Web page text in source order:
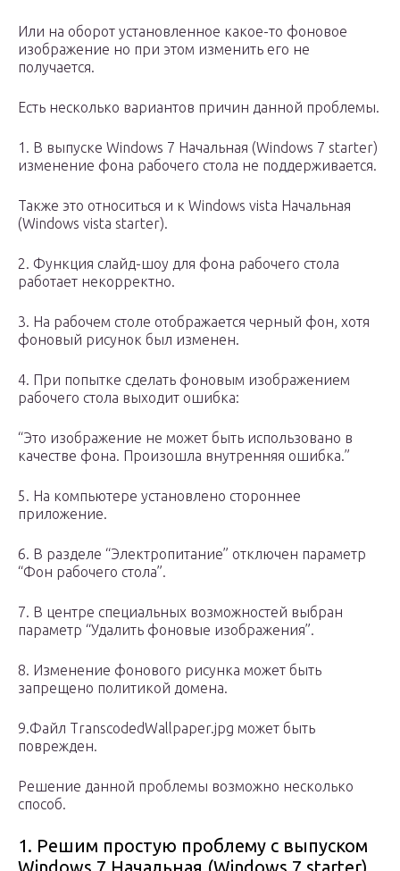
Или на оборот установленное какое-то фоновое
изображение но при этом изменить его не
получается.
Есть несколько вариантов причин данной проблемы.
1. В выпуске Windows 7 Начальная (Windows 7 starter)
изменение фона рабочего стола не поддерживается.
Также это относиться и к Windows vista Начальная
(Windows vista starter).
2. Функция слайд-шоу для фона рабочего стола
работает некорректно.
3. На рабочем столе отображается черный фон, хотя
фоновый рисунок был изменен.
4. При попытке сделать фоновым изображением
рабочего стола выходит ошибка:
“Это изображение не может быть использовано в
качестве фона. Произошла внутренняя ошибка.”
5. На компьютере установлено стороннее
приложение.
6. В разделе “Электропитание” отключен параметр
“Фон рабочего стола”.
7. В центре специальных возможностей выбран
параметр “Удалить фоновые изображения”.
8. Изменение фонового рисунка может быть
запрещено политикой домена.
9.Файл TranscodedWallpaper.jpg может быть
поврежден.
Решение данной проблемы возможно несколько
способ.
1. Решим простую проблему с выпуском